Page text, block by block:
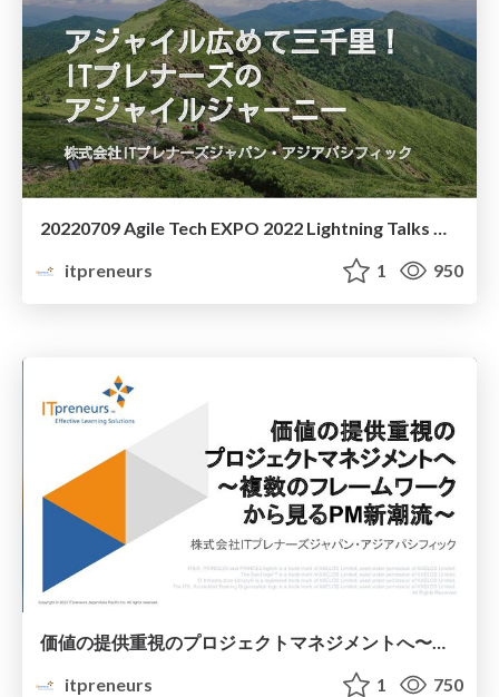
itpreneurs
1 950
価値の提供重視のプロジェクトマネジメントへ〜複数のフレームワークから見るPM新潮流〜
itpreneurs
1 750